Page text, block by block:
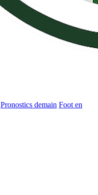
Pronostics demain Foot en